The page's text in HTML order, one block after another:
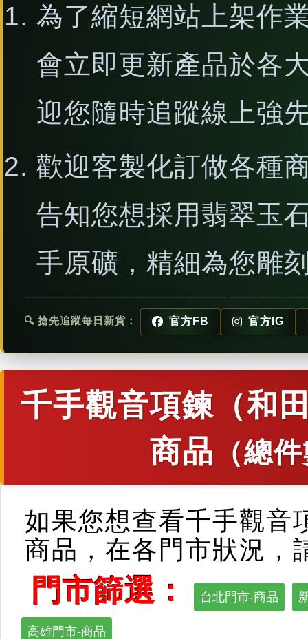
為了縮短網站上架作
會立即更新產品於各
迎您隨時追蹤線上強
歡迎客製化訂做各種
告知您想採用翡翠玉
手原礦，精細為您雕
🔍 搶先追蹤每日新貨： 官方FB 官方IG
千手觀音項鍊（和
商品 （總
如果您想查看千手觀音
商品，在各門市狀況，
門市篩選： 台北門市-商品
高雄門市-商品